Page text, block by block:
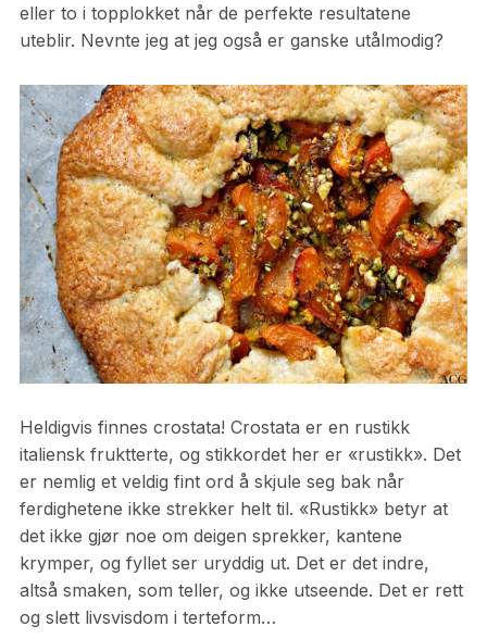
eller to i topplokket når de perfekte resultatene
uteblir. Nevnte jeg at jeg også er ganske utålmodig?
Heldigvis finnes crostata! Crostata er en rustikk
italiensk fruktterte, og stikkordet her er «rustikk». Det
er nemlig et veldig fint ord å skjule seg bak når
ferdighetene ikke strekker helt til. «Rustikk» betyr at
det ikke gjør noe om deigen sprekker, kantene
krymper, og fyllet ser uryddig ut. Det er det indre,
altså smaken, som teller, og ikke utseende. Det er rett
og slett livsvisdom i terteform…